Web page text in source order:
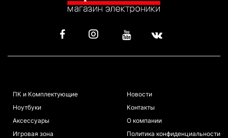
ПК и Комплектующие
Ноутбуки
Аксессуары
Игровая зона
Новости
Контакты
О компании
Политика конфиденциальности